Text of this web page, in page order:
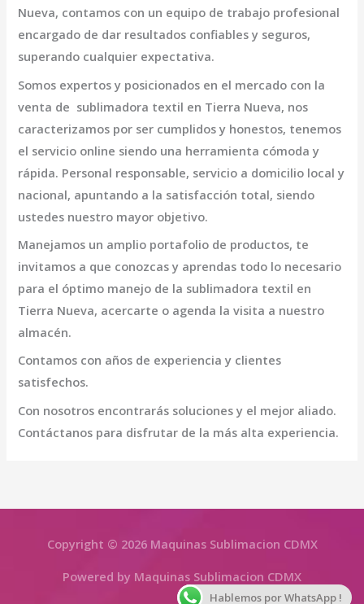
Nueva, contamos con un equipo de trabajo profesional
encargado de dar resultados confiables y seguros,
superando cualquier expectativa.
Somos expertos y posicionados en el mercado con la
venta de sublimadora textil en Tierra Nueva, nos
caracterizamos por ser cumplidos y honestos, tenemos
el servicio online siendo una herramienta cómoda y
rápida. Personal responsable, servicio a domicilio local y
nacional, apuntando a la satisfacción total, siendo
ustedes nuestro mayor objetivo.
Manejamos un amplio portafolio de productos, te
invitamos a que conozcas y aprendas todo lo necesario
para el óptimo manejo de la sublimadora textil en
Tierra Nueva, acercarte o agenda la visita a nuestro
almacén.
Contamos con años de experiencia y clientes
satisfechos.
Con nosotros encontrarás soluciones y el mejor aliado.
Contáctanos para disfrutar de la más alta experiencia.
Copyright © 2026 Maquinas Sublimacion CDMX
Powered by Maquinas Sublimacion CDMX
Hablemos por WhatsApp !